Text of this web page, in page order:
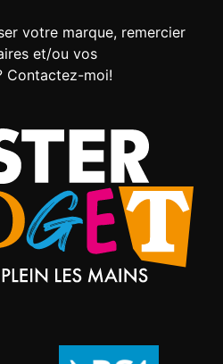
votre marque, remercier
et/ou vos
Contactez-moi!